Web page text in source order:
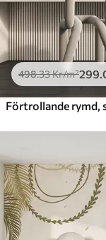
498.33Kr/m²299
Förtrollande rymd,